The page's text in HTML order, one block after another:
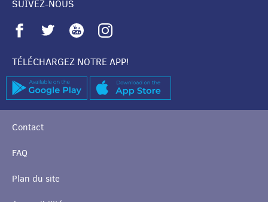
SUIVEZ-NOUS
TÉLÉCHARGEZ NOTRE APP!
Contact
FAQ
Plan du site